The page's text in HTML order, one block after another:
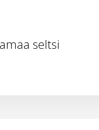
seltsi